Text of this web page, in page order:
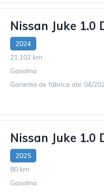
Nissan Juke 1.0
2024
21.102 km
Gasolina
Garantia de fábrica até 04/
Nissan Juke 1.0
2025
80 km
Gasolina